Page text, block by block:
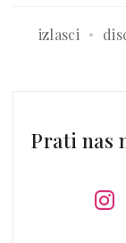
izlasci
Prati nas